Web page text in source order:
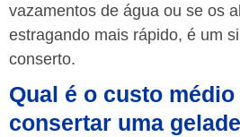
vazamentos de água ou se os
estragando mais rápido, é um
conserto.
Qual é o custo médio
consertar uma